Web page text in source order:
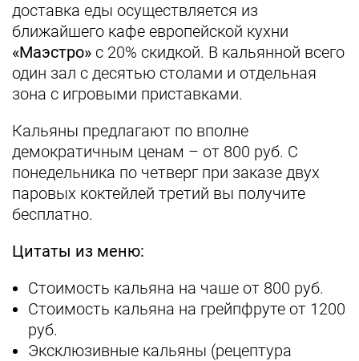
доставка еды осуществляется из
ближайшего кафе европейской кухни
«Маэстро» с 20% скидкой. В кальянной всего
один зал с десятью столами и отдельная
зона с игровыми приставками.
Кальяны предлагают по вполне
демократичным ценам – от 800 руб. С
понедельника по четверг при заказе двух
паровых коктейлей третий вы получите
бесплатно.
Цитаты из меню:
Стоимость кальяна на чаше от 800 руб.
Стоимость кальяна на грейпфруте от 1200
руб.
Эксклюзивные кальяны (рецептура